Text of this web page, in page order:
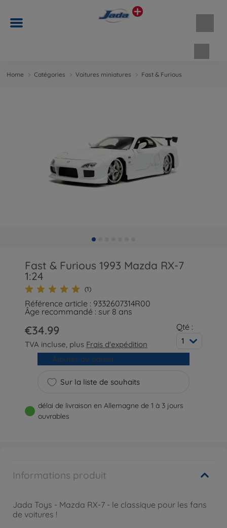
Home Catégories Voitures miniatures Fast & Furious
Fast & Furious 1993 Mazda RX-7
1:24
(1)
Référence article : 9332607314R00
Âge recommandé : sur 8 ans
€34.99
TVA incluse, plus Frais d'expédition
Qté :
1
Sur la liste de souhaits
Ajouter au panier
délai de livraison en Allemagne de 1 à 3 jours
ouvrables
Informations produit
Jada Toys - Mazda RX-7 - le classique pour les fans
de voitures !